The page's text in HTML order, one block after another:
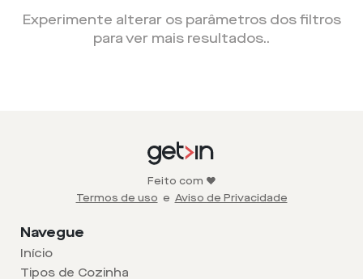
Experimente alterar os parâmetros dos filtros
para ver mais resultados..
Feito com ❤️
Termos de uso e Aviso de Privacidade
Navegue
Início
Tipos de Cozinha